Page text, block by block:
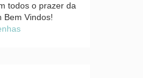
todos o prazer da
Bem Vindos!